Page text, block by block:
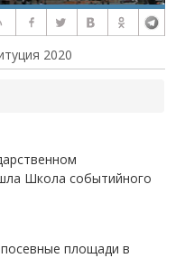
2020
Школа событийного
площади в